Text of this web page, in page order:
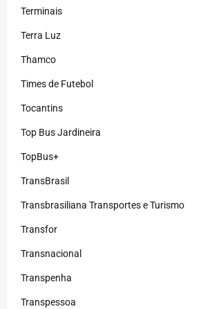
Terminais
Terra Luz
Thamco
Times de Futebol
Tocantins
Top Bus Jardineira
TopBus+
TransBrasil
Transbrasiliana Transportes e Turismo
Transfor
Transnacional
Transpenha
Transpessoa